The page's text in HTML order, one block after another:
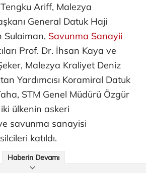
Ariff, Malezya
General Datuk Haji
Sulaiman, Savunma Sanayii
Prof. Dr. İhsan Kaya ve
Malezya Kraliyet Deniz
Yardımcısı Koramiral Datuk
STM Genel Müdürü Özgür
ülkenin askeri
savunma sanayisi
katıldı.
Haberin Devamı